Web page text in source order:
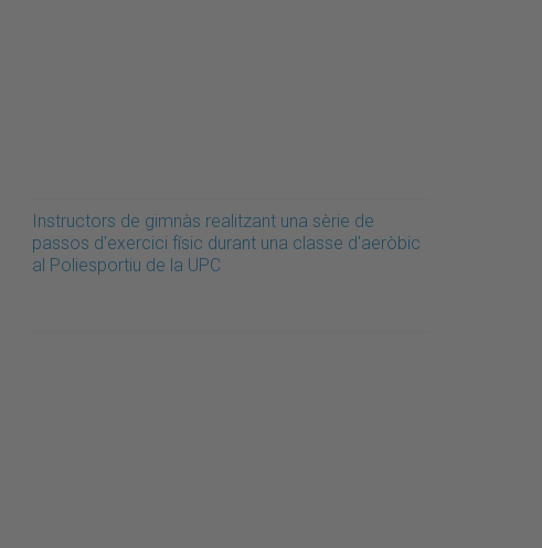
Instructors de gimnàs realitzant una sèrie de
passos d'exercici físic durant una classe d'aeròbic
al Poliesportiu de la UPC